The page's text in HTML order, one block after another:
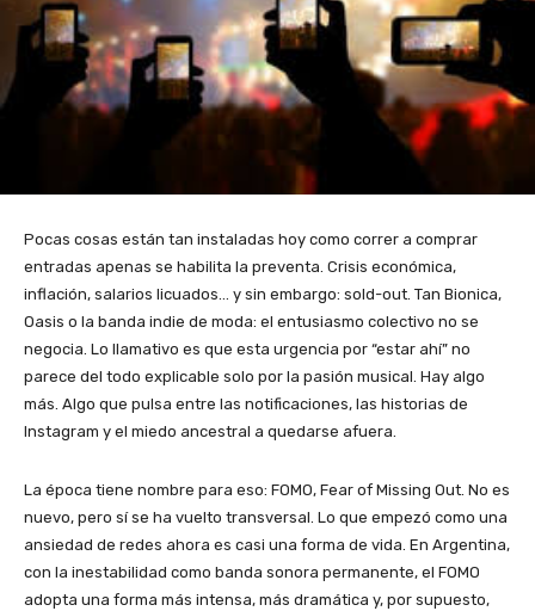
Pocas cosas están tan instaladas hoy como correr a comprar
entradas apenas se habilita la preventa. Crisis económica,
inflación, salarios licuados… y sin embargo: sold-out. Tan Bionica,
Oasis o la banda indie de moda: el entusiasmo colectivo no se
negocia. Lo llamativo es que esta urgencia por “estar ahí” no
parece del todo explicable solo por la pasión musical. Hay algo
más. Algo que pulsa entre las notificaciones, las historias de
Instagram y el miedo ancestral a quedarse afuera.
La época tiene nombre para eso: FOMO, Fear of Missing Out. No es
nuevo, pero sí se ha vuelto transversal. Lo que empezó como una
ansiedad de redes ahora es casi una forma de vida. En Argentina,
con la inestabilidad como banda sonora permanente, el FOMO
adopta una forma más intensa, más dramática y, por supuesto,